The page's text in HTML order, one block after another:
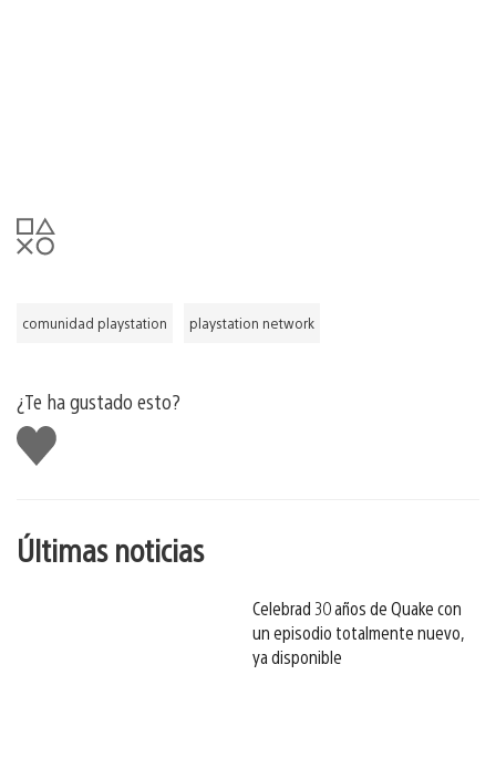
comunidad playstation playstation network
¿Te ha gustado esto?
Me
gusta
Últimas noticias
Celebrad 30 años de Quake con
un episodio totalmente nuevo,
ya disponible